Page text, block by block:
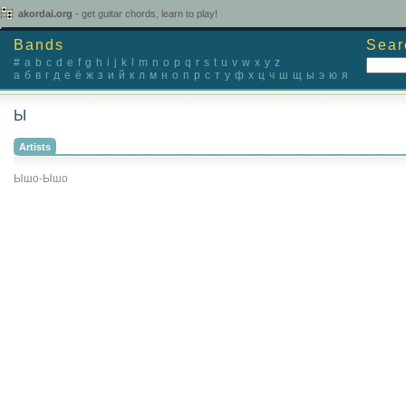
akordai.org - get guitar chords, learn to play!
Bands
# a b c d e f g h i j k m n o p q r s t u v w x y z
а б в г д е ё ж з и й к л м н о п р с т у ф х ц ч ш щ ы э ю я
Ы
Artists
Ышо-Ышо